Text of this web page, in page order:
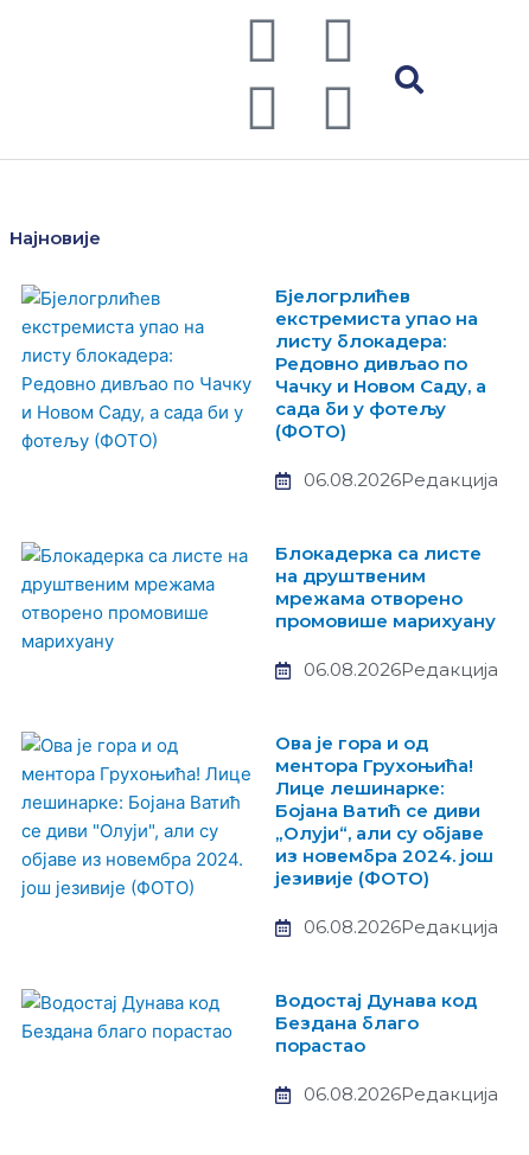
F
a
c
b
o
o
k
I
n
s
a
g
r
a
T
w
i
t
e
r
Y
o
u
u
b
e
Најновије
Бјелогрлићев
екстремиста упао на
листу блокадера:
Редовно дивљао по
Чачку и Новом Саду, а
сада би у фотељу
(ФОТО)
06.08.2026Редакција
Блокадерка са листе
на друштвеним
мрежама отворено
промовише марихуану
06.08.2026Редакција
Ова је гора и од
ментора Грухоњића!
Лице лешинарке:
Бојана Ватић се диви
„Олуји“, али су објаве
из новембра 2024. још
језивије (ФОТО)
06.08.2026Редакција
Водостај Дунава код
Бездана благо
порастао
06.08.2026Редакција